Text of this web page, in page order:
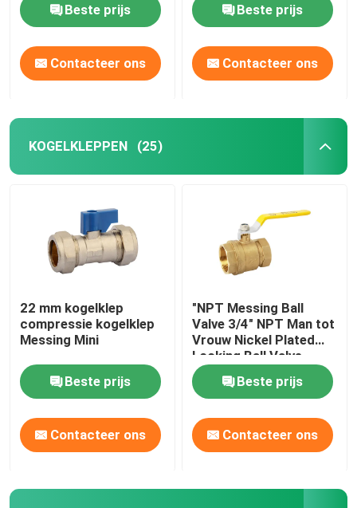
Beste prijs
Contacteer ons
Beste prijs
Contacteer ons
KOGELKLEPPEN (25)
22 mm kogelklep
compressie kogelklep
Messing Mini
Beste prijs
Contacteer ons
"NPT Messing Ball
Valve 3/4" NPT Man tot
Vrouw Nickel Plated
Locking Ball Valve
Beste prijs
Contacteer ons